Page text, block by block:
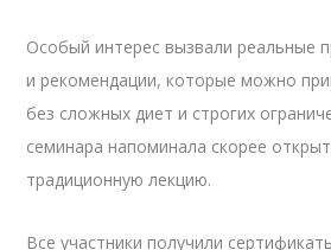
Особый интерес вызвали реальные
и рекомендации, которые можно
без сложных диет и строгих
семинара напоминала скорее
традиционную лекцию.
Все участники получили